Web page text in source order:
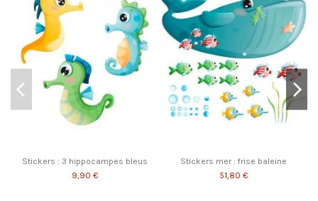
Stickers : 3 hippocampes bleus
9,90 €
Stickers mer : frise baleine
51,80 €